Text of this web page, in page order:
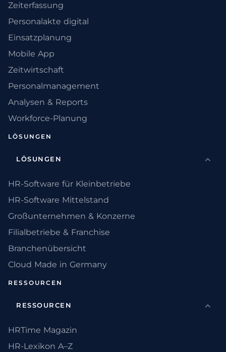
Zeiterfassung
Personalakte digital
Einsatzplanung
Mobile App
Zeitwirtschaft
Personalmanagement
Analysen & Reports
Workforce-Planung
LÖSUNGEN
LÖSUNGEN
HR-Software für Kleinbetriebe
HR-Software Mittelstand
Großunternehmen & Konzerne
Filialbetriebe & Franchise
Branchenübersicht
Cloud Made in Germany
RESSOURCEN
RESSOURCEN
HRTime Magazin
HR-Lexikon A–Z